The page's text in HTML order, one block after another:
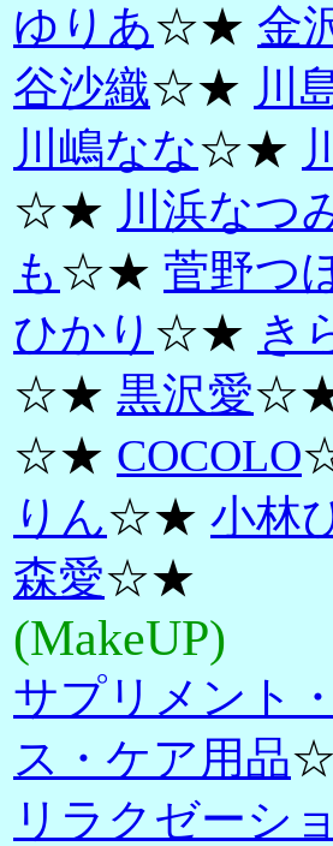
ゆりあ☆★ 金
谷沙織☆★ 川
川嶋なな☆★
☆★ 川浜なつ
も ☆★ 菅野つ
ひかり ☆★ き
☆★ 黒沢愛
☆★ COCOLO
りん☆★ 小林
森愛☆★
(MakeUP)
サプリメント
ス・ケア用品
リラクゼーシ